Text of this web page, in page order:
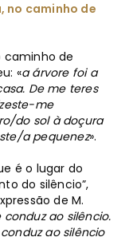
no caminho de
caminho de
«a árvore foi a
De me teres
me
do sol à doçura
a pequenez».
é o lugar do
do silêncio”,
de M.
ao silêncio.
ao silêncio